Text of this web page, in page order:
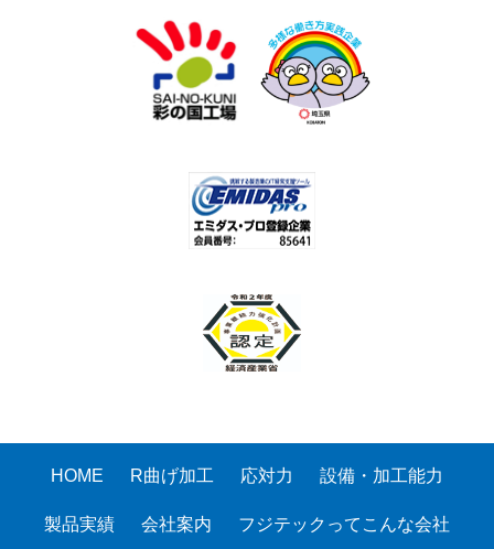
HOME R曲げ加工 応対力 設備・加工能力
製品実績 会社案内 フジテックってこんな会社